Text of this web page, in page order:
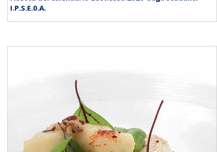
I.P.S.E.0.A.